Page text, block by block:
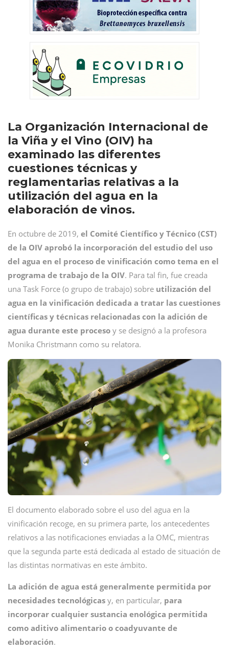
La Organización Internacional de
la Viña y el Vino (OIV) ha
examinado las diferentes
cuestiones técnicas y
reglamentarias relativas a la
utilización del agua en la
elaboración de vinos.
En octubre de 2019, el Comité Científico y Técnico (CST)
de la OIV aprobó la incorporación del estudio del uso
del agua en el proceso de vinificación como tema en el
programa de trabajo de la OIV. Para tal fin, fue creada
una Task Force (o grupo de trabajo) sobre utilización del
agua en la vinificación dedicada a tratar las cuestiones
científicas y técnicas relacionadas con la adición de
agua durante este proceso y se designó a la profesora
Monika Christmann como su relatora.
El documento elaborado sobre el uso del agua en la
vinificación recoge, en su primera parte, los antecedentes
relativos a las notificaciones enviadas a la OMC, mientras
que la segunda parte está dedicada al estado de situación de
las distintas normativas en este ámbito.
La adición de agua está generalmente permitida por
necesidades tecnológicas y, en particular, para
incorporar cualquier sustancia enológica permitida
como aditivo alimentario o coadyuvante de
elaboración.